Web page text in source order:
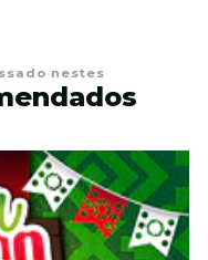
nestes